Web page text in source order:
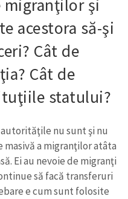
şi
acestora să-şi
Cât de
Cât de
statului?
nu sunt şi nu
a migranţilor atâta
Ei au nevoie de migranţi
să facă transferuri
e cum sunt folosite